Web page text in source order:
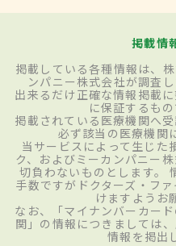
掲載情
掲載している各種情報は、
ンパニー株式会社が調査
出来るだけ正確な情報掲載
に保証するも
掲載されている医療機関へ
必ず該当の医療機関
当サービスによって生じた
ク、およびミーカンパニー
切負わないものとします。
手数ですがドクターズ・フ
けますようお
なお、「マイナンバーカー
関」の情報につきましては
情報を掲出